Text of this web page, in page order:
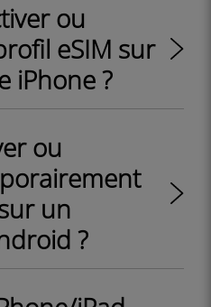
ou
eSIM sur
iPhone ?
ou
un
?